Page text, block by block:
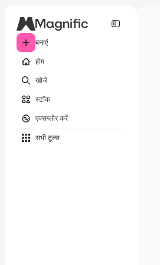
बनाएं
होम
खोजें
स्टॉक
एक्सप्लोर करें
सभी टूल्‍स